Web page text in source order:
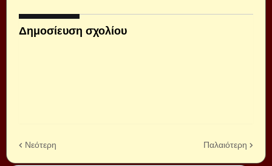
Δημοσίευση σχολίου
Νεότερη Παλαιότερη